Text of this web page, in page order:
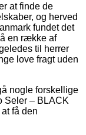
at finde de
og herved
fundet det
en række af
til herrer
love fragt uden
nogle forskellige
Seler – BLACK
få den